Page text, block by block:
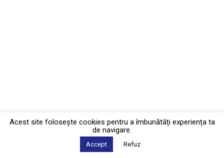
Acest site foloseşte cookies pentru a îmbunătăți experiența ta
de navigare.
Accept Refuz